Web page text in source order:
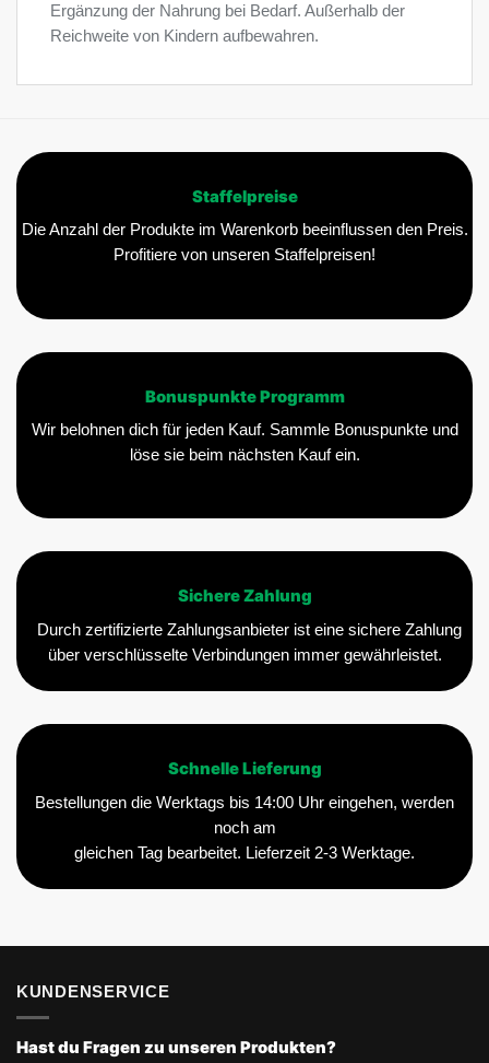
Ergänzung der Nahrung bei Bedarf. Außerhalb der
Reichweite von Kindern aufbewahren.
Staffelpreise
Die Anzahl der Produkte im Warenkorb beeinflussen den Preis.
Profitiere von unseren Staffelpreisen!
Bonuspunkte Programm
Wir belohnen dich für jeden Kauf. Sammle Bonuspunkte und
löse sie beim nächsten Kauf ein.
Sichere Zahlung
Durch zertifizierte Zahlungsanbieter ist eine sichere Zahlung
über verschlüsselte Verbindungen immer gewährleistet.
Schnelle Lieferung
Bestellungen die Werktags bis 14:00 Uhr eingehen, werden
noch am
gleichen Tag bearbeitet. Lieferzeit 2-3 Werktage.
KUNDENSERVICE
Hast du Fragen zu unseren Produkten?